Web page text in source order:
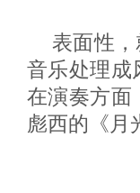
表面性
音乐处理成
在演奏方面
彪西的《月